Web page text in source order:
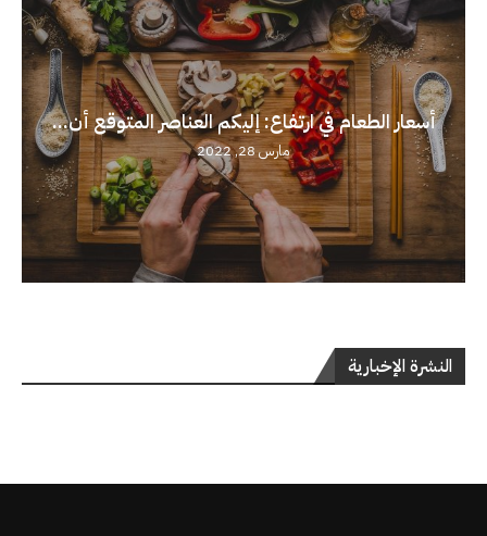
أسعار الطعام في ارتفاع: إليكم العناصر المتوقع أن...
مارس 28, 2022
النشرة الإخبارية